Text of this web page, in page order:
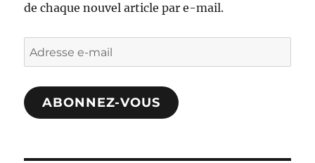
de chaque nouvel article par e-mail.
Adresse
e-
mail
ABONNEZ-VOUS